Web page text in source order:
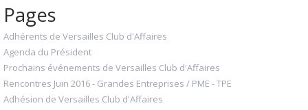
Pages
Adhérents de Versailles Club d'Affaires
Agenda du Président
Prochains événements de Versailles Club d'Affaires
Rencontres Juin 2016 - Grandes Entreprises / PME - TPE
Adhésion de Versailles Club d'Affaires